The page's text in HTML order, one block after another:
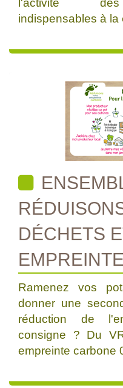
l'activité des
indispensables à
DÉCHETS
Ramenez vos
donner une
réduction de
consigne ? Du
empreinte carbone